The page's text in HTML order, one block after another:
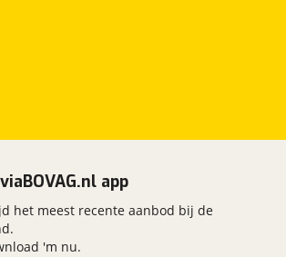
viaBOVAG.nl app
het meest recente aanbod bij de
'm nu.